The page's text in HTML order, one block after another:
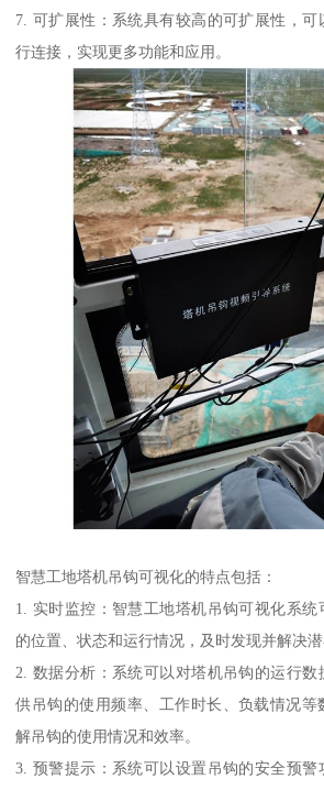
7. 可扩展性：系统具有较高的可扩展性，
行连接，实现更多功能和应用。
智慧工地塔机吊钩可视化的特点包括：
1. 实时监控：智慧工地塔机吊钩可视化系
的位置、状态和运行情况，及时发现并解决潜
2. 数据分析：系统可以对塔机吊钩的运行
供吊钩的使用频率、工作时长、负载情况等
解吊钩的使用情况和效率。
3. 预警提示：系统可以设置吊钩的安全预警